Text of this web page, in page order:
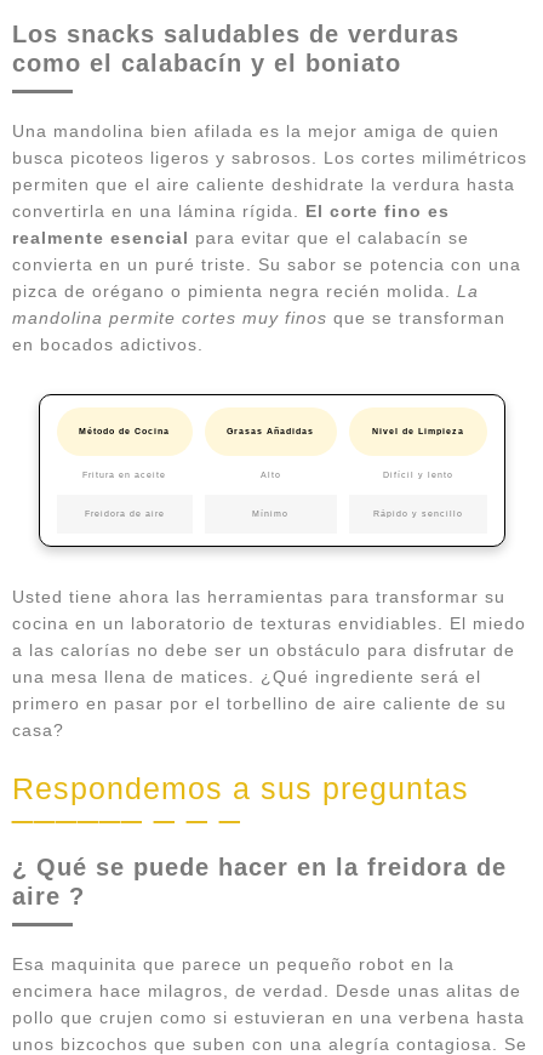
Los snacks saludables de verduras
como el calabacín y el boniato
Una mandolina bien afilada es la mejor amiga de quien
busca picoteos ligeros y sabrosos. Los cortes milimétricos
permiten que el aire caliente deshidrate la verdura hasta
convertirla en una lámina rígida. El corte fino es
realmente esencial para evitar que el calabacín se
convierta en un puré triste. Su sabor se potencia con una
pizca de orégano o pimienta negra recién molida. La
mandolina permite cortes muy finos que se transforman
en bocados adictivos.
Método de Cocina Grasas Añadidas Nivel de Limpieza
Fritura en aceite Alto Difícil y lento
Freidora de aire Mínimo Rápido y sencillo
Usted tiene ahora las herramientas para transformar su
cocina en un laboratorio de texturas envidiables. El miedo
a las calorías no debe ser un obstáculo para disfrutar de
una mesa llena de matices. ¿Qué ingrediente será el
primero en pasar por el torbellino de aire caliente de su
casa?
Respondemos a sus preguntas
¿ Qué se puede hacer en la freidora de
aire ?
Esa maquinita que parece un pequeño robot en la
encimera hace milagros, de verdad. Desde unas alitas de
pollo que crujen como si estuvieran en una verbena hasta
unos bizcochos que suben con una alegría contagiosa. Se